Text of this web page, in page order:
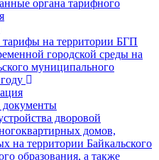
органа тарифного
на территории БГП
городской среды на
муниципального
дворовой
домов,
на территории Байкальского
образования, а также